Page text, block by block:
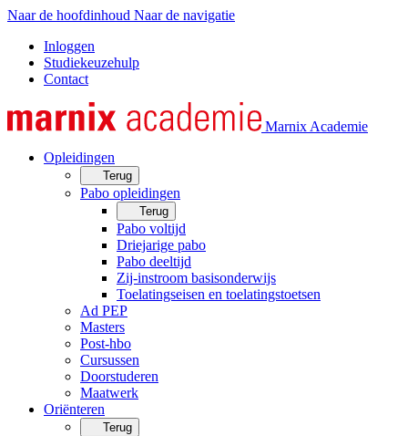
Naar de hoofdinhoud Naar de navigatie
Inloggen
Studiekeuzehulp
Contact
Marnix Academie
Opleidingen
Terug
Pabo opleidingen
Terug
Pabo voltijd
Driejarige pabo
Pabo deeltijd
Zij-instroom basisonderwijs
Toelatingseisen en toelatingstoetsen
Ad PEP
Masters
Post-hbo
Cursussen
Doorstuderen
Maatwerk
Oriënteren
Terug